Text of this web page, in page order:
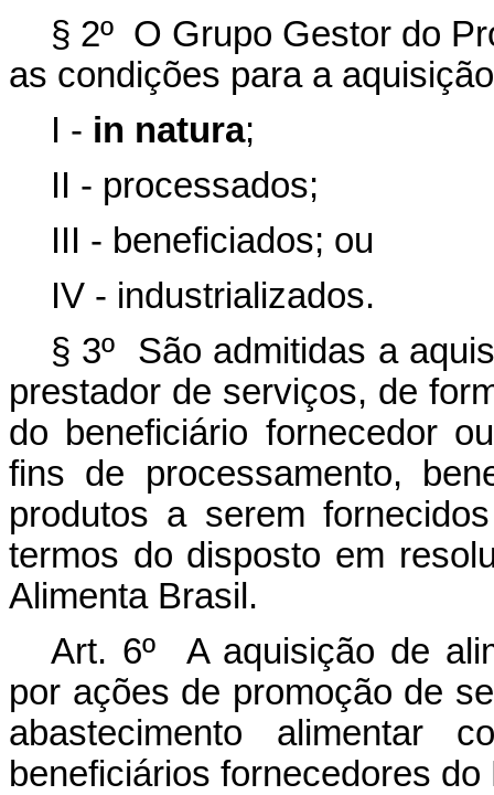
§ 2º O Grupo Gestor do
as condições para a
I - in natura;
II - processados;
III - beneficiados; ou
IV - industrializados.
§ 3º São admitidas a
prestador de serviços, de
do beneficiário fornecedor
fins de processamento,
produtos a serem
termos do disposto em
Alimenta Brasil.
Art. 6º A aquisição de
por ações de promoção de
abastecimento alimentar
beneficiários fornecedores